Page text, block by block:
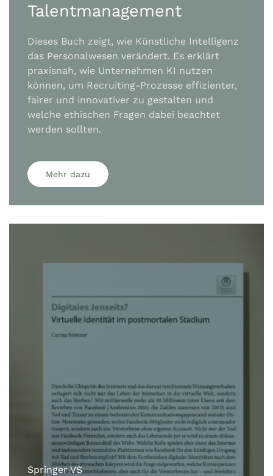
Talentmanagement
Dieses Buch zeigt, wie Künstliche Intelligenz
das Personalwesen verändert. Es erklärt
praxisnah, wie Unternehmen KI nutzen
können, um Recruiting-Prozesse effizienter,
fairer und innovativer zu gestalten und
welche ethischen Fragen dabei beachtet
werden sollten.
Mehr dazu
Springer VS